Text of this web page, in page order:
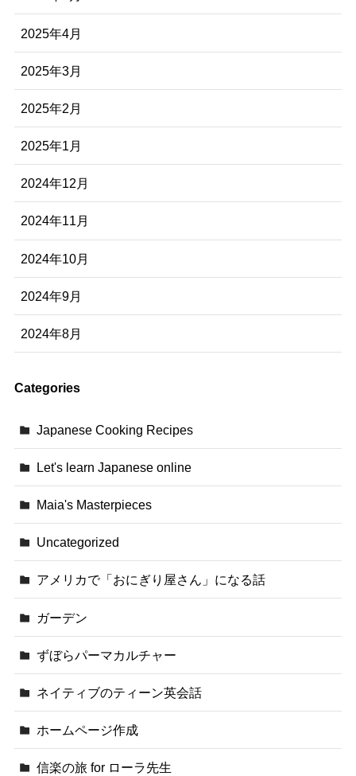
2025年4月
2025年3月
2025年2月
2025年1月
2024年12月
2024年11月
2024年10月
2024年9月
2024年8月
Categories
Japanese Cooking Recipes
Let's learn Japanese online
Maia's Masterpieces
Uncategorized
アメリカで「おにぎり屋さん」になる話
ガーデン
ずぼらパーマカルチャー
ネイティブのティーン英会話
ホームページ作成
信楽の旅 for ローラ先生